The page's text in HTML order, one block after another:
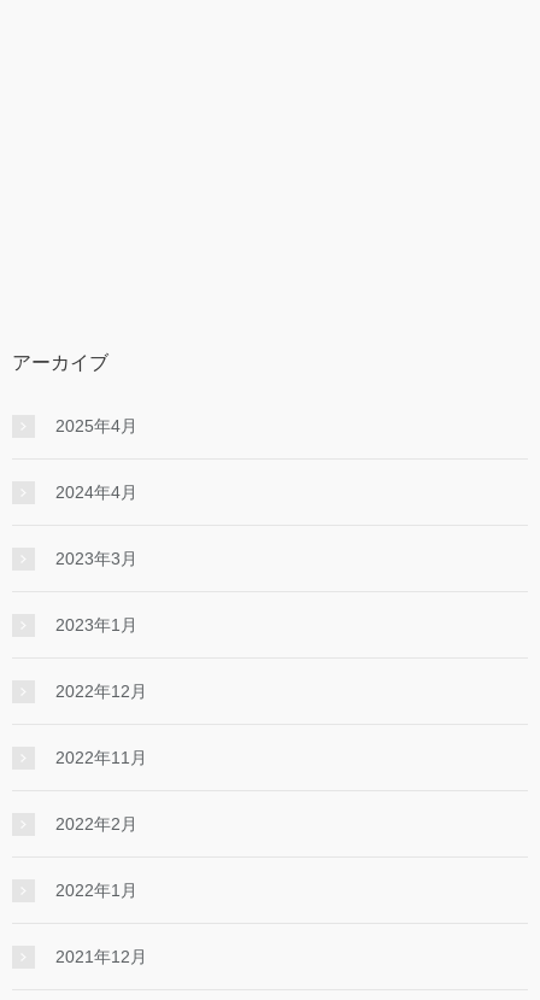
アーカイブ
2025年4月
2024年4月
2023年3月
2023年1月
2022年12月
2022年11月
2022年2月
2022年1月
2021年12月